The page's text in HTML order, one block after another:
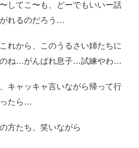
してこ〜も、どーでもいいー話
れるのだろう…
れから、このうるさい姉たちに
のね…がんばれ息子…試練やわ…
キャッキャ言いながら帰って行
たら…
方たち、笑いながら